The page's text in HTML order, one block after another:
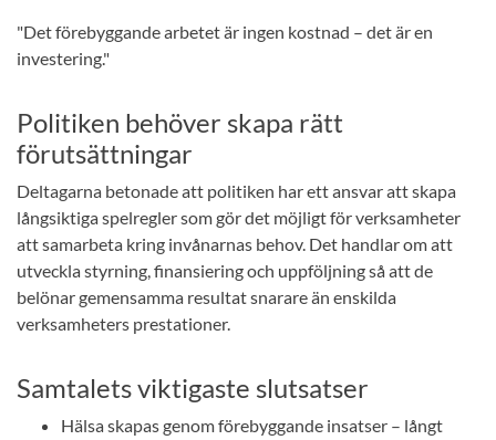
"Det förebyggande arbetet är ingen kostnad – det är en
investering."
Politiken behöver skapa rätt
förutsättningar
Deltagarna betonade att politiken har ett ansvar att skapa
långsiktiga spelregler som gör det möjligt för verksamheter
att samarbeta kring invånarnas behov. Det handlar om att
utveckla styrning, finansiering och uppföljning så att de
belönar gemensamma resultat snarare än enskilda
verksamheters prestationer.
Samtalets viktigaste slutsatser
Hälsa skapas genom förebyggande insatser – långt